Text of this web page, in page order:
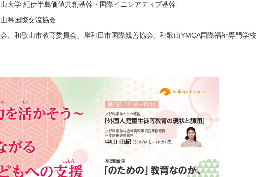
大学 紀伊半島価値共創基幹・国際イニシアティブ基幹
県国際交流協会
、和歌山市教育委員会、岸和田市国際親善協会、和歌山YMCA国際福祉専門学校